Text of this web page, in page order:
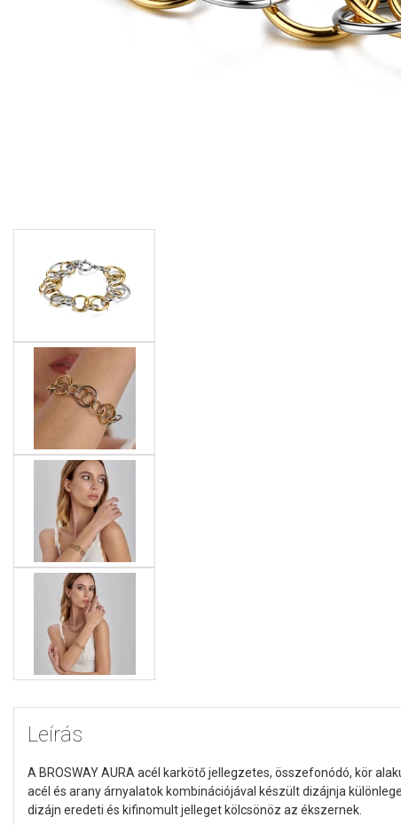
Leírás
A BROSWAY AURA acél karkötő jellegzetes, összefonódó, kör
acél és arany árnyalatok kombinációjával készült dizájnja
dizájn eredeti és kifinomult jelleget kölcsönöz az ékszernek.